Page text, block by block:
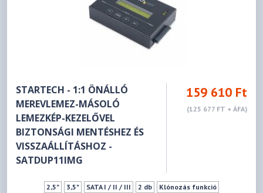
STARTECH - 1:1 ÖNÁLLÓ
MEREVLEMEZ-MÁSOLÓ
LEMEZKÉP-KEZELŐVEL
BIZTONSÁGI MENTÉSHEZ ÉS
VISSZAÁLLÍTÁSHOZ -
SATDUP11IMG
159 610 Ft
(125 677 FT + ÁFA)
2,5" 3,5" SATA I / II / III 2 db
Klónozás funkció